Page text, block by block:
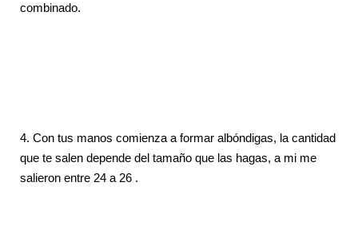
combinado.
4. Con tus manos comienza a formar albóndigas, la cantidad
que te salen depende del tamaño que las hagas, a mi me
salieron entre 24 a 26 .